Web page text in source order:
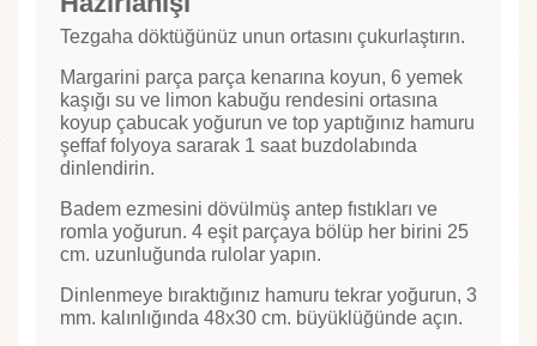
Tezgaha döktüğünüz unun ortasını çukurlaştırın.
Margarini parça parça kenarına koyun, 6 yemek
kaşığı su ve limon kabuğu rendesini ortasına
koyup çabucak yoğurun ve top yaptığınız hamuru
şeffaf folyoya sararak 1 saat buzdolabında
dinlendirin.
Badem ezmesini dövülmüş antep fıstıkları ve
romla yoğurun. 4 eşit parçaya bölüp her birini 25
cm. uzunluğunda rulolar yapın.
Dinlenmeye bıraktığınız hamuru tekrar yoğurun, 3
mm. kalınlığında 48x30 cm. büyüklüğünde açın.